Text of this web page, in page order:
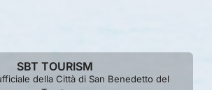
SBT TOURISM
della Città di San Benedetto del